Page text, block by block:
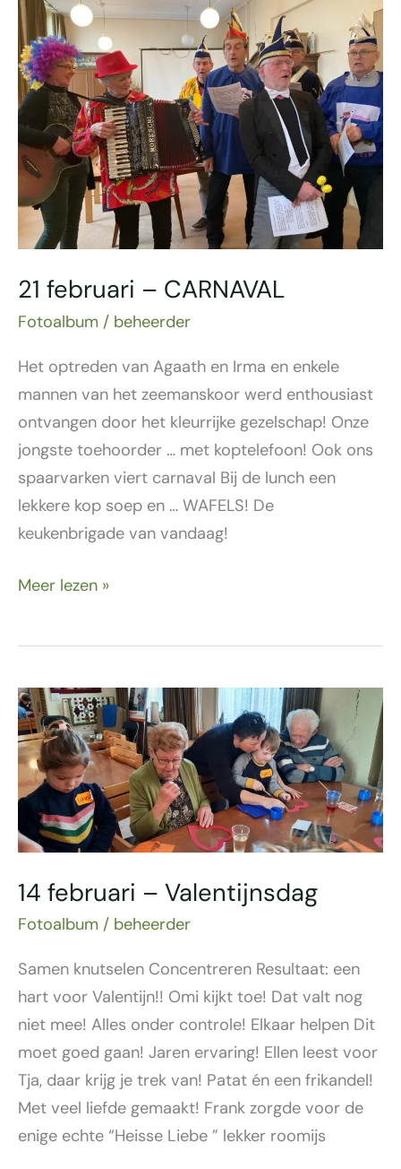
21 februari – CARNAVAL
Fotoalbum / beheerder
Het optreden van Agaath en Irma en enkele
mannen van het zeemanskoor werd enthousiast
ontvangen door het kleurrijke gezelschap! Onze
jongste toehoorder … met koptelefoon! Ook ons
spaarvarken viert carnaval Bij de lunch een
lekkere kop soep en … WAFELS! De
keukenbrigade van vandaag!
februari
–
CARNAVAL
Meer lezen »
14 februari – Valentijnsdag
Fotoalbum / beheerder
Samen knutselen Concentreren Resultaat: een
hart voor Valentijn!! Omi kijkt toe! Dat valt nog
niet mee! Alles onder controle! Elkaar helpen Dit
moet goed gaan! Jaren ervaring! Ellen leest voor
Tja, daar krijg je trek van! Patat én een frikandel!
Met veel liefde gemaakt! Frank zorgde voor de
enige echte “Heisse Liebe ” lekker roomijs
14
februari
–
Valentijnsdag